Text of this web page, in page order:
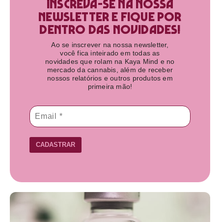
Inscreva-se na nossa
newsletter e fique por
dentro das novidades!​
Ao se inscrever na nossa newsletter,
você fica inteirado em todas as
novidades que rolam na Kaya Mind e no
mercado da cannabis, além de receber
nossos relatórios e outros produtos em
primeira mão!
CADASTRAR